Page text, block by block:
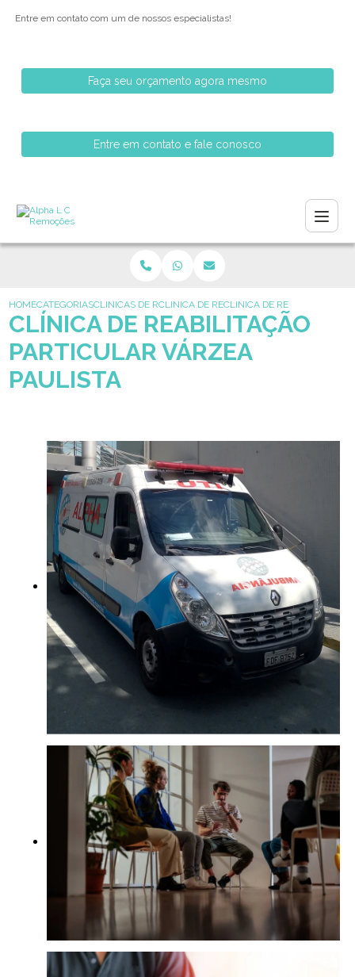
Entre em contato com um de nossos especialistas!
Faça seu orçamento agora mesmo
Entre em contato e fale conosco
HOMECATEGORIASCLINICAS DE REABILITACAOCLINICA DE REABILITACAO PARA MENORES
CLINICA DE REABILITACAO
CLÍNICA DE REABILITAÇÃO
PARTICULAR VÁRZEA
PAULISTA